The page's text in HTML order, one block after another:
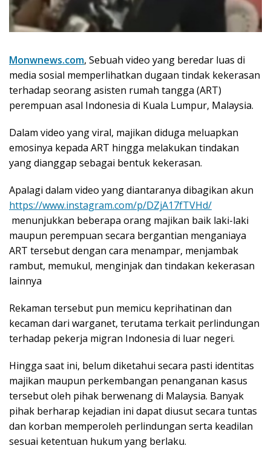
Monwnews.com, Sebuah video yang beredar luas di
media sosial memperlihatkan dugaan tindak kekerasan
terhadap seorang asisten rumah tangga (ART)
perempuan asal Indonesia di Kuala Lumpur, Malaysia.
Dalam video yang viral, majikan diduga meluapkan
emosinya kepada ART hingga melakukan tindakan
yang dianggap sebagai bentuk kekerasan.
Apalagi dalam video yang diantaranya dibagikan akun
https://www.instagram.com/p/DZjA17fTVHd/
menunjukkan beberapa orang majikan baik laki-laki
maupun perempuan secara bergantian menganiaya
ART tersebut dengan cara menampar, menjambak
rambut, memukul, menginjak dan tindakan kekerasan
lainnya
Rekaman tersebut pun memicu keprihatinan dan
kecaman dari warganet, terutama terkait perlindungan
terhadap pekerja migran Indonesia di luar negeri.
Hingga saat ini, belum diketahui secara pasti identitas
majikan maupun perkembangan penanganan kasus
tersebut oleh pihak berwenang di Malaysia. Banyak
pihak berharap kejadian ini dapat diusut secara tuntas
dan korban memperoleh perlindungan serta keadilan
sesuai ketentuan hukum yang berlaku.